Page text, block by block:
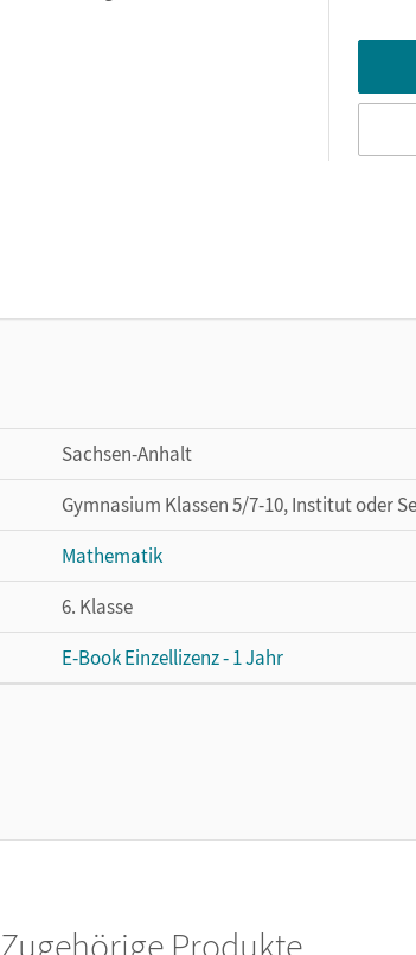
Sachsen-Anhalt
Gymnasium Klassen 5/7-10, Institut oder
Mathematik
6. Klasse
E-Book Einzellizenz - 1 Jahr
Cornelsen Verlag
Flade, Lothar; Langlotz, Hubert; Benölken,
Zugehörige Produkte